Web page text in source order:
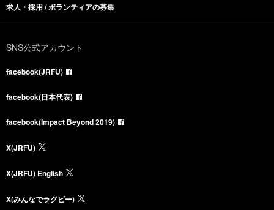
求人・採用 / ボランティアの募集
SNS公式アカウント
facebook(JRFU)
facebook(日本代表)
facebook(Impact Beyond 2019)
X(JRFU)
X(JRFU) English
X(みんなでラグビー)